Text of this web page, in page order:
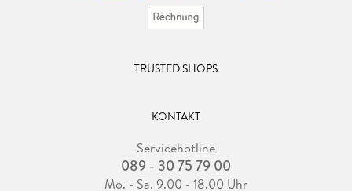
TRUSTED SHOPS
KONTAKT
Servicehotline
089 - 30 75 79 00
Mo. - Sa. 9.00 - 18.00 Uhr